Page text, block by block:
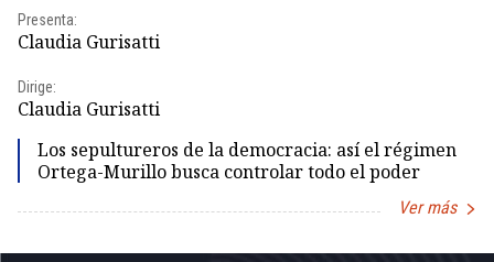
Presenta:
Claudia Gurisatti
Dirige:
Claudia Gurisatti
Los sepultureros de la democracia: así el régimen
Ortega-Murillo busca controlar todo el poder
Ver más
1